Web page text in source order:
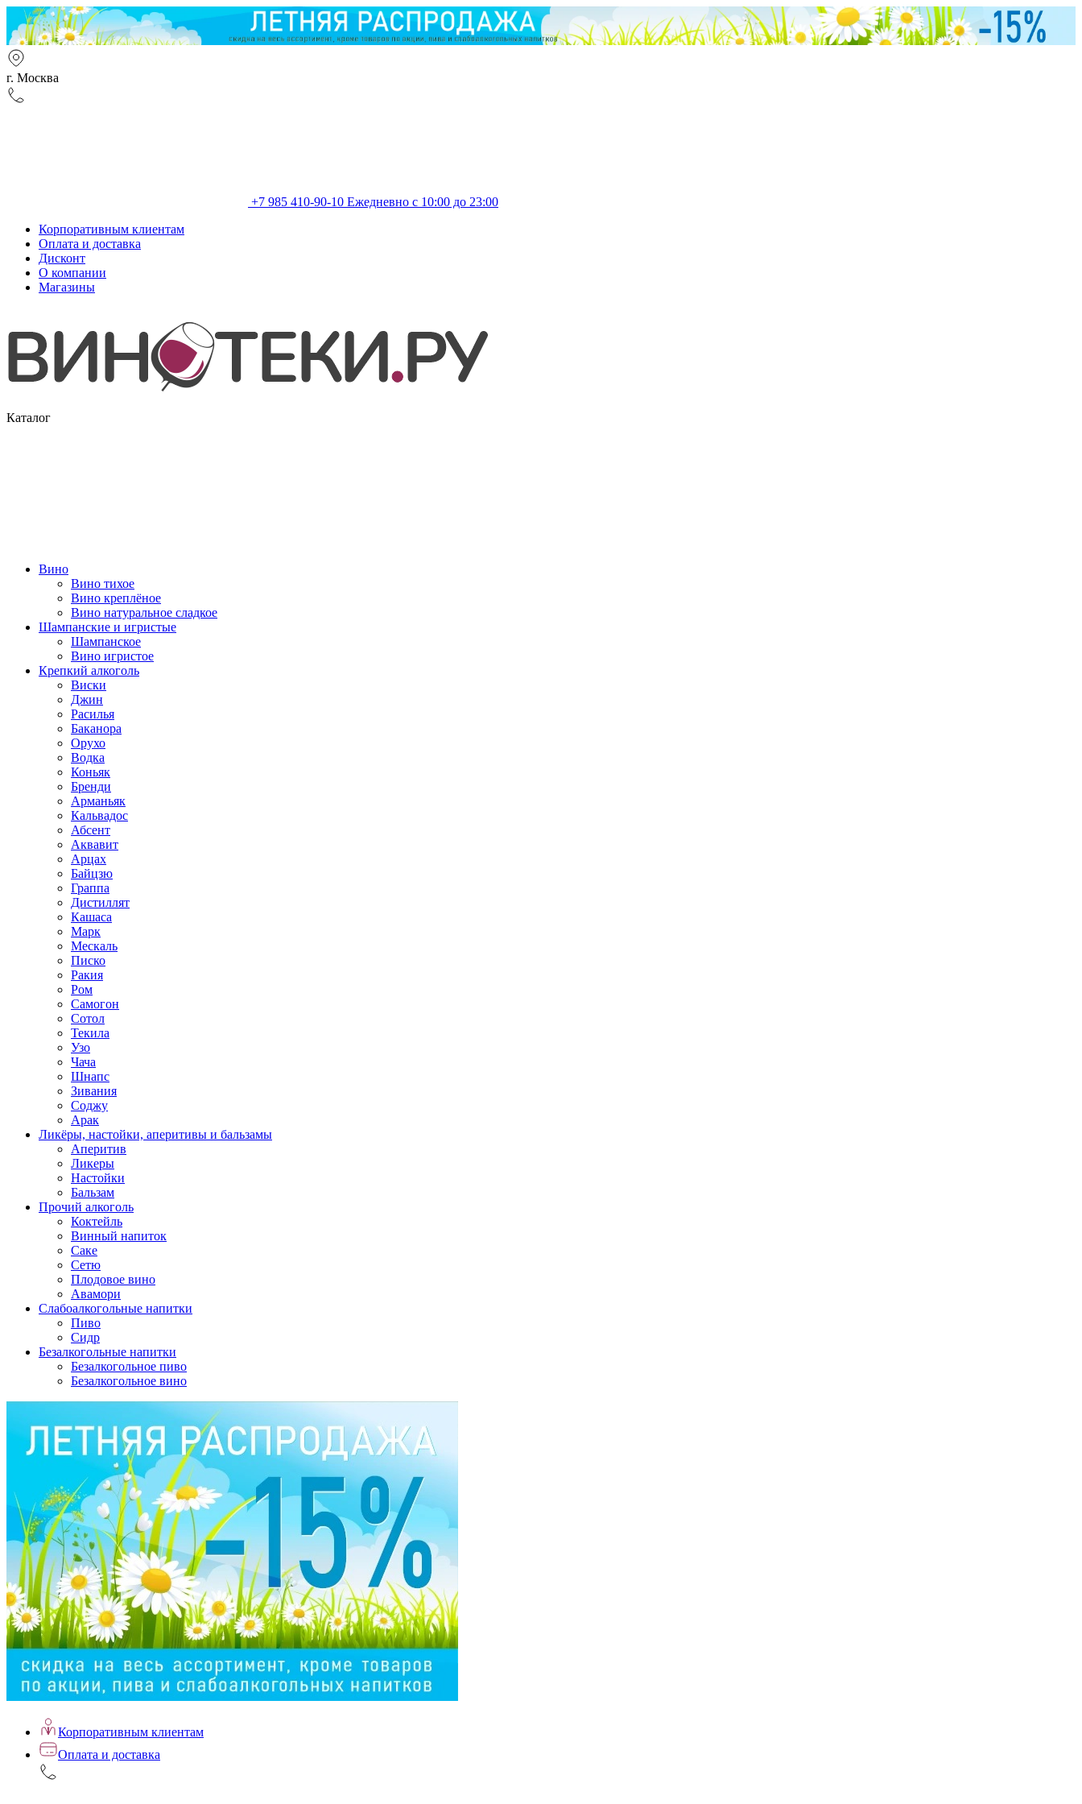
г. Москва
+7 985 410-90-10 Ежедневно с 10:00 до 23:00
Корпоративным клиентам
Оплата и доставка
Дисконт
О компании
Магазины
Каталог
Вино
Вино тихое
Вино креплёное
Вино натуральное сладкое
Шампанские и игристые
Шампанское
Вино игристое
Крепкий алкоголь
Виски
Джин
Расилья
Баканора
Орухо
Водка
Коньяк
Бренди
Арманьяк
Кальвадос
Абсент
Аквавит
Арцах
Байцзю
Граппа
Дистиллят
Кашаса
Марк
Мескаль
Писко
Ракия
Ром
Самогон
Сотол
Текила
Узо
Чача
Шнапс
Зивания
Соджу
Арак
Ликёры, настойки, аперитивы и бальзамы
Аперитив
Ликеры
Настойки
Бальзам
Прочий алкоголь
Коктейль
Винный напиток
Саке
Сетю
Плодовое вино
Авамори
Слабоалкогольные напитки
Пиво
Сидр
Безалкогольные напитки
Безалкогольное пиво
Безалкогольное вино
Корпоративным клиентам
Оплата и доставка